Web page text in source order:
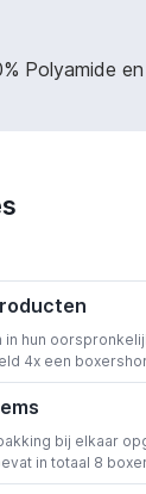
Polyamide en
in hun
4x een
bij elkaar
in totaal 8